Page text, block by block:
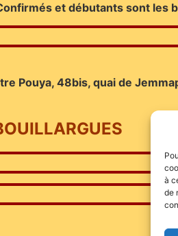
à
de
et débutants sont les
Pouya, 48bis, quai de